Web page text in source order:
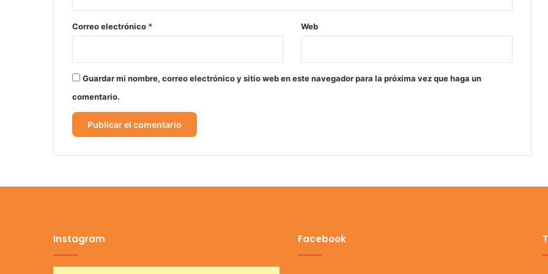
*
Correo electrónico * Web
Guardar mi nombre, correo electrónico y sitio web en este navegador para la próxima vez que haga un
comentario.
Instagram Facebook